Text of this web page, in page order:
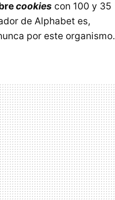
cookies con 100 y 35
de Alphabet es,
por este organismo.